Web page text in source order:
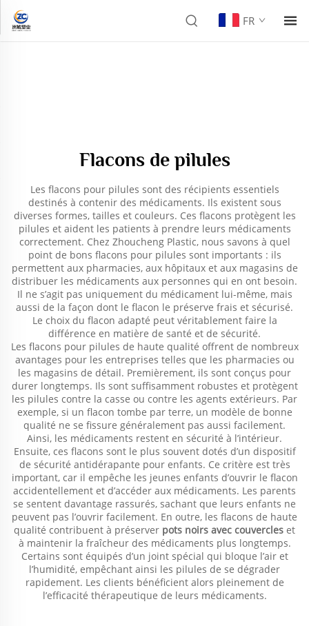
FR
Flacons de pilules
Les flacons pour pilules sont des récipients essentiels
destinés à contenir des médicaments. Ils existent sous
diverses formes, tailles et couleurs. Ces flacons protègent les
pilules et aident les patients à prendre leurs médicaments
correctement. Chez Zhoucheng Plastic, nous savons à quel
point de bons flacons pour pilules sont importants : ils
permettent aux pharmacies, aux hôpitaux et aux magasins de
distribuer les médicaments aux personnes qui en ont besoin.
Il ne s’agit pas uniquement du médicament lui-même, mais
aussi de la façon dont le flacon le préserve frais et sécurisé.
Le choix du flacon adapté peut véritablement faire la
différence en matière de santé et de sécurité.
Les flacons pour pilules de haute qualité offrent de nombreux
avantages pour les entreprises telles que les pharmacies ou
les magasins de détail. Premièrement, ils sont conçus pour
durer longtemps. Ils sont suffisamment robustes et protègent
les pilules contre la casse ou contre les agents extérieurs. Par
exemple, si un flacon tombe par terre, un modèle de bonne
qualité ne se fissure généralement pas aussi facilement.
Ainsi, les médicaments restent en sécurité à l’intérieur.
Ensuite, ces flacons sont le plus souvent dotés d’un dispositif
de sécurité antidérapante pour enfants. Ce critère est très
important, car il empêche les jeunes enfants d’ouvrir le flacon
accidentellement et d’accéder aux médicaments. Les parents
se sentent davantage rassurés, sachant que leurs enfants ne
peuvent pas l’ouvrir facilement. En outre, les flacons de haute
qualité contribuent à préserver pots noirs avec couvercles et
à maintenir la fraîcheur des médicaments plus longtemps.
Certains sont équipés d’un joint spécial qui bloque l’air et
l’humidité, empêchant ainsi les pilules de se dégrader
rapidement. Les clients bénéficient alors pleinement de
l’efficacité thérapeutique de leurs médicaments.